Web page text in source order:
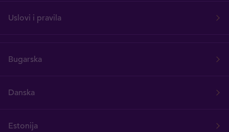
Uslovi i pravila
Bugarska
Danska
Estonija